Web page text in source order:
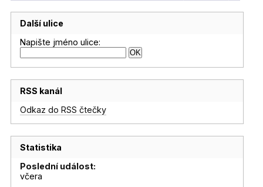
Další ulice
Napište jméno ulice:
RSS kanál
Odkaz do RSS čtečky
Statistika
Poslední událost:
včera